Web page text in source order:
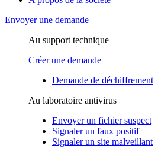
Envoyer une demande
Au support technique
Créer une demande
Demande de déchiffrement
Au laboratoire antivirus
Envoyer un fichier suspect
Signaler un faux positif
Signaler un site malveillant